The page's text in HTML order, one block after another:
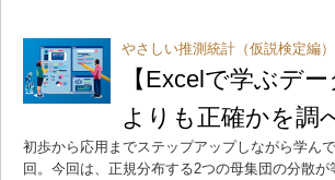
やさしい推測統計（仮説検定編）
【Excelで学ぶデ
よりも正確かを調
初歩から応用までステップアップしながら学ん
回。今回は、正規分布する2つの母集団の分散